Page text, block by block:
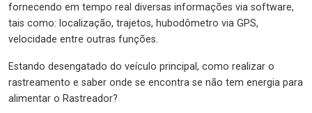
fornecendo em tempo real diversas informações via software,
tais como: localização, trajetos, hubodômetro via GPS,
velocidade entre outras funções.
Estando desengatado do veículo principal, como realizar o
rastreamento e saber onde se encontra se não tem energia para
alimentar o Rastreador?